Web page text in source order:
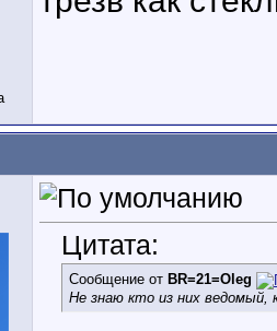
Цитата:
Сообщение от BR=21=Oleg
Не знаю кто из них ведомый,